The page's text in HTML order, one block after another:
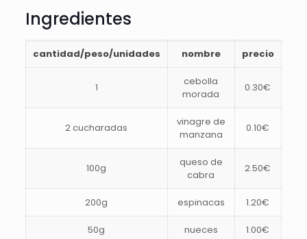
Ingredientes
cantidad/peso/unidades nombre precio
1
cebolla
morada
0.30€
2 cucharadas
vinagre de
manzana
0.10€
100g
queso de
cabra
2.50€
200g espinacas 1.20€
50g nueces 1.00€